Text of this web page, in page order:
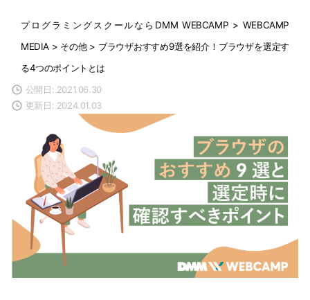
プログラミングスクールならDMM WEBCAMP > WEBCAMP
MEDIA > その他> ブラウザおすすめ9選を紹介！ブラウザを選定す
る4つのポイントとは
公開日: 2021.06.30
更新日: 2024.01.03